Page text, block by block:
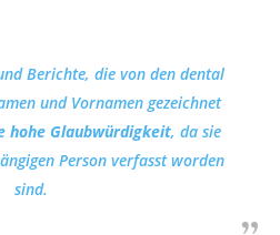
Berichte, die von den dental
und Vornamen gezeichnet
hohe Glaubwürdigkeit, da sie
Person verfasst worden
sind.